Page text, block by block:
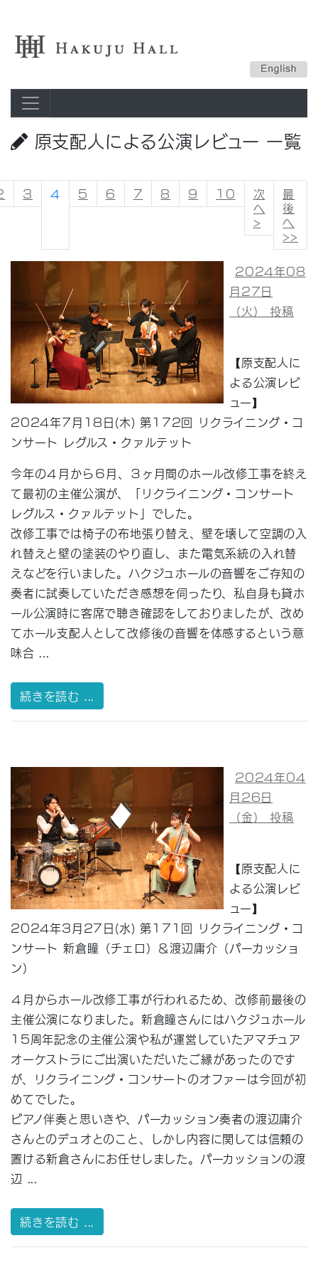
原支配人による公演レビュー 一覧
3 4 5 6 7 8 9 10
次
へ
>
最
後
へ
>>
2024年08
月27日
（火） 投稿
【原支配人に
よる公演レビ
ュー】
2024年7月18日(木) 第172回 リクライニング・コ
ンサート レグルス・クァルテット
今年の４月から６月、３ヶ月間のホール改修工事を終え
て最初の主催公演が、「リクライニング・コンサート
レグルス・クァルテット」でした。
改修工事では椅子の布地張り替え、壁を壊して空調の入
れ替えと壁の塗装のやり直し、また電気系統の入れ替
えなどを行いました。ハクジュホールの音響をご存知の
奏者に試奏していただき感想を伺ったり、私自身も貸ホ
ール公演時に客席で聴き確認をしておりましたが、改め
てホール支配人として改修後の音響を体感するという意
味合 ...
続きを読む ...
2024年04
月26日
（金） 投稿
【原支配人に
よる公演レビ
ュー】
2024年3月27日(水) 第171回 リクライニング・コ
ンサート 新倉瞳（チェロ）＆渡辺庸介（パーカッショ
ン）
４月からホール改修工事が行われるため、改修前最後の
主催公演になりました。新倉瞳さんにはハクジュホール
15周年記念の主催公演や私が運営していたアマチュア
オーケストラにご出演いただいたご縁があったのです
が、リクライニング・コンサートのオファーは今回が初
めてでした。
ピアノ伴奏と思いきや、パーカッション奏者の渡辺庸介
さんとのデュオとのこと、しかし内容に関しては信頼の
置ける新倉さんにお任せしました。パーカッションの渡
辺 ...
続きを読む ...